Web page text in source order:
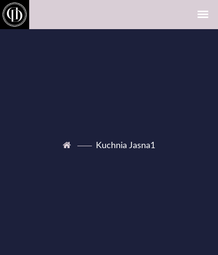
Kuchnia Jasna1